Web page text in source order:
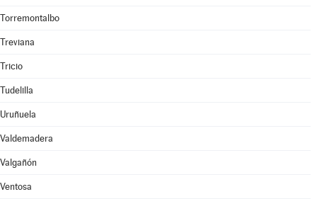
Torremontalbo
Treviana
Tricio
Tudelilla
Uruñuela
Valdemadera
Valgañón
Ventosa